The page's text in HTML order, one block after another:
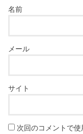
名前
メール
サイト
次回のコメントで